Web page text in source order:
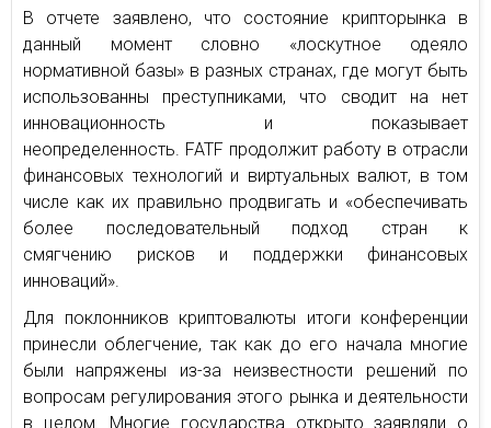
В отчете заявлено, что состояние крипторынка в
данный момент словно «лоскутное одеяло
нормативной базы» в разных странах, где могут быть
использованны преступниками, что сводит на нет
инновационность и показывает
неопределенность. FATF продолжит работу в отрасли
финансовых технологий и виртуальных валют, в том
числе как их правильно продвигать и «обеспечивать
более последовательный подход стран к
смягчению рисков и поддержки финансовых
инноваций».
Для поклонников криптовалюты итоги конференции
принесли облегчение, так как до его начала многие
были напряжены из-за неизвестности решений по
вопросам регулирования этого рынка и деятельности
в целом. Многие государства открыто заявляли о